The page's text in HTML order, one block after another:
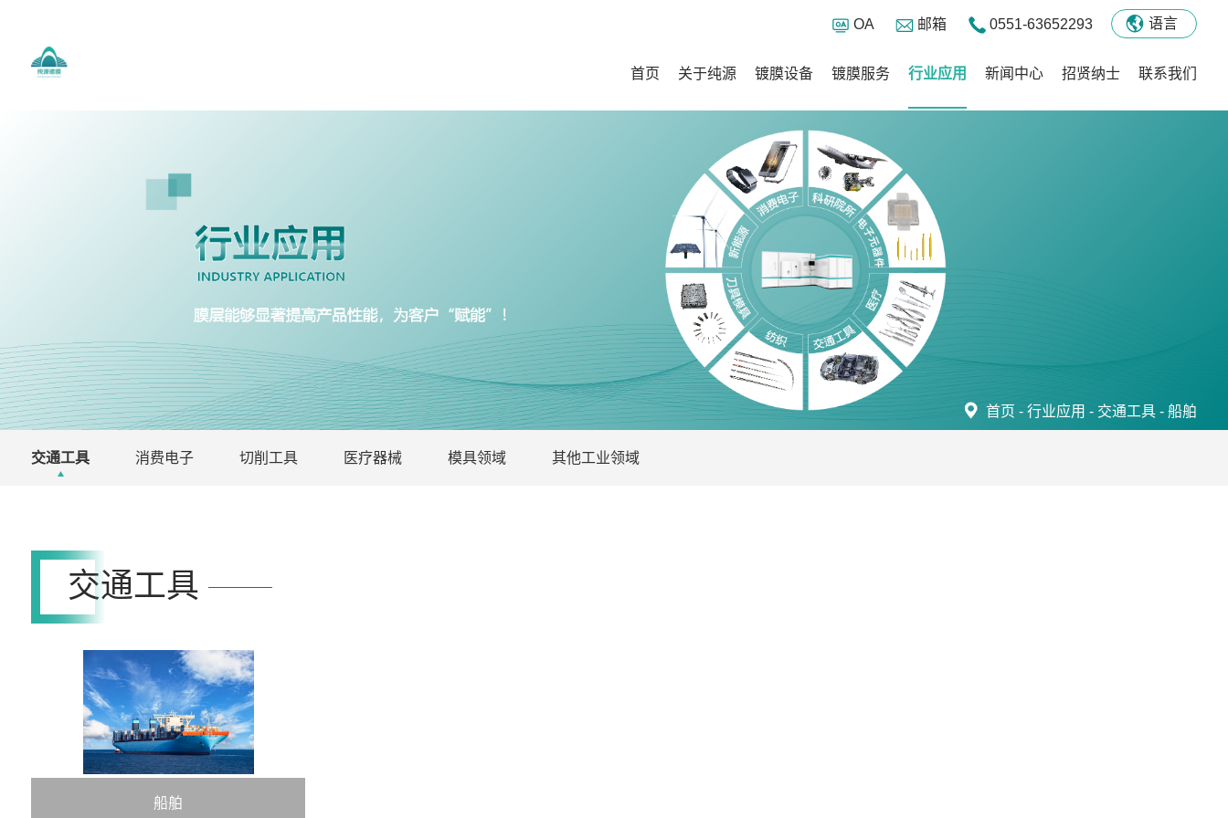
语言
OA 邮箱 0551-63652293
首页 关于纯源 镀膜设备 镀膜服务 行业应用 新闻中心 招贤纳士 联系我们
首页 -行业应用 - 交通工具 -船舶
交通工具 消费电子 切削工具 医疗器械 模具领域 其他工业领域
交通工具
船舶